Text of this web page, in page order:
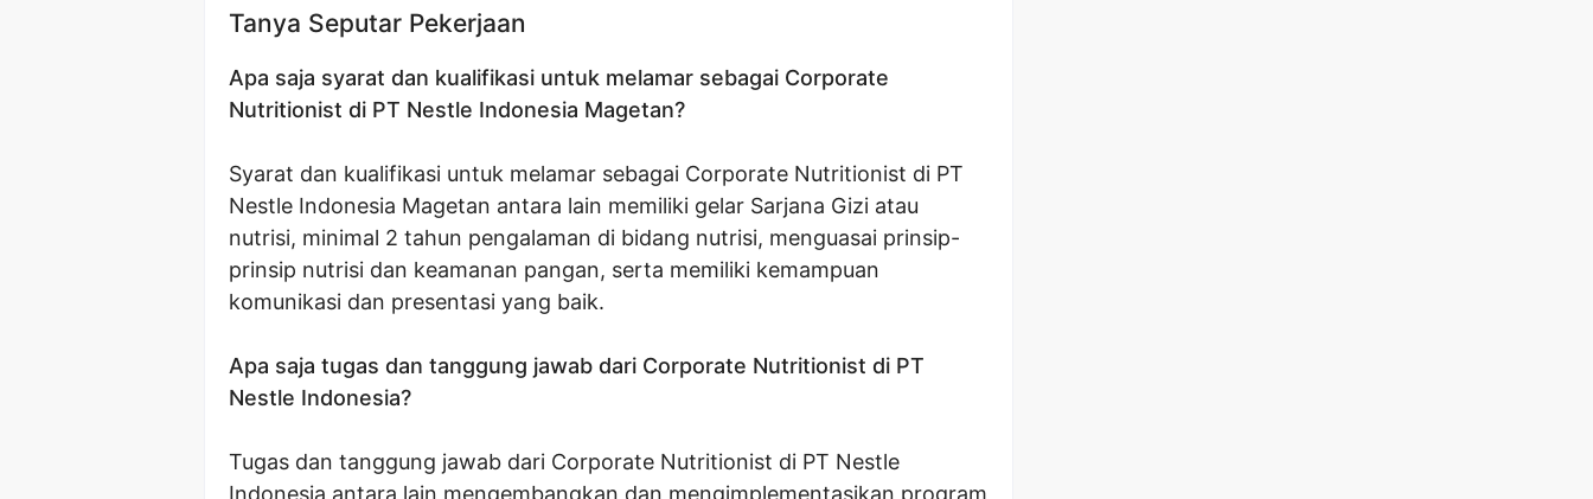
Tanya Seputar Pekerjaan
Apa saja syarat dan kualifikasi untuk melamar sebagai Corporate
Nutritionist di PT Nestle Indonesia Magetan?
Syarat dan kualifikasi untuk melamar sebagai Corporate Nutritionist di PT
Nestle Indonesia Magetan antara lain memiliki gelar Sarjana Gizi atau
nutrisi, minimal 2 tahun pengalaman di bidang nutrisi, menguasai prinsip-
prinsip nutrisi dan keamanan pangan, serta memiliki kemampuan
komunikasi dan presentasi yang baik.
Apa saja tugas dan tanggung jawab dari Corporate Nutritionist di PT
Nestle Indonesia?
Tugas dan tanggung jawab dari Corporate Nutritionist di PT Nestle
Indonesia antara lain mengembangkan dan mengimplementasikan program